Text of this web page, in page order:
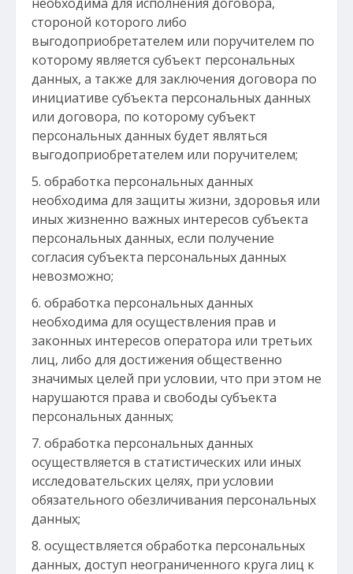
стороной которого либо
выгодоприобретателем или поручителем по
которому является субъект персональных
данных, а также для заключения договора по
инициативе субъекта персональных данных
или договора, по которому субъект
персональных данных будет являться
выгодоприобретателем или поручителем;
обработка персональных данных
необходима для защиты жизни, здоровья или
иных жизненно важных интересов субъекта
персональных данных, если получение
согласия субъекта персональных данных
невозможно;
обработка персональных данных
необходима для осуществления прав и
законных интересов оператора или третьих
лиц, либо для достижения общественно
значимых целей при условии, что при этом не
нарушаются права и свободы субъекта
персональных данных;
обработка персональных данных
осуществляется в статистических или иных
исследовательских целях, при условии
обязательного обезличивания персональных
данных;
осуществляется обработка персональных
данных, доступ неограниченного круга лиц к